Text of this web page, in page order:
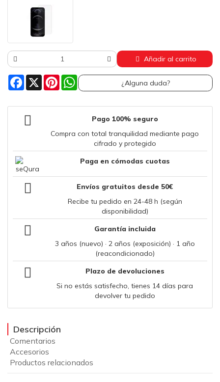
Añadir al carrito
Facebook
X PinterestWhatsApp ¿Alguna duda?
Pago 100% seguro
Compra con total tranquilidad mediante pago
cifrado y protegido
Paga en cómodas cuotas
Envíos gratuitos desde 50€
Recibe tu pedido en 24-48 h (según
disponibilidad)
Garantía incluida
3 años (nuevo) · 2 años (exposición) · 1 año
(reacondicionado)
Plazo de devoluciones
Si no estás satisfecho, tienes 14 días para
devolver tu pedido
Descripción
Comentarios
Accesorios
Productos relacionados